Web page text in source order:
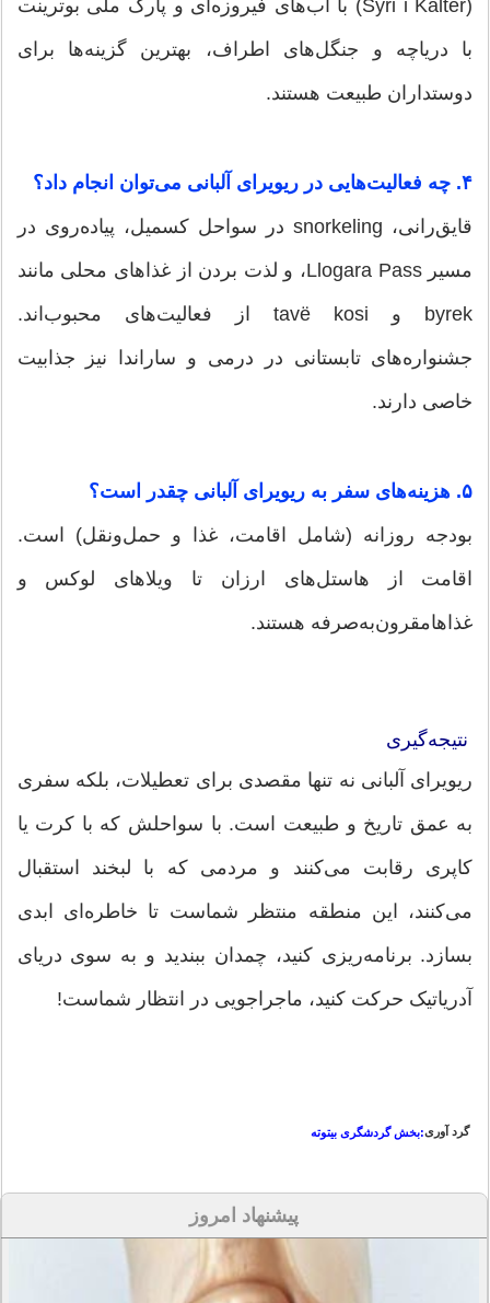
(Syri i Kaltër) با آب‌های فیروزه‌ای و پارک ملی بوترینت
با دریاچه و جنگل‌های اطراف، بهترین گزینه‌ها برای
دوستداران طبیعت هستند.
۴. چه فعالیت‌هایی در ریویرای آلبانی می‌توان انجام داد؟
قایق‌رانی، snorkeling در سواحل کسمیل، پیاده‌روی در
مسیر Llogara Pass، و لذت بردن از غذاهای محلی مانند
byrek و tavë kosi از فعالیت‌های محبوب‌اند.
جشنواره‌های تابستانی در درمی و ساراندا نیز جذابیت
خاصی دارند.
۵. هزینه‌های سفر به ریویرای آلبانی چقدر است؟
بودجه روزانه (شامل اقامت، غذا و حمل‌ونقل) است.
اقامت از هاستل‌های ارزان تا ویلاهای لوکس و
غذاهامقرون‌به‌صرفه هستند.
نتیجه‌گیری
ریویرای آلبانی نه تنها مقصدی برای تعطیلات، بلکه سفری
به عمق تاریخ و طبیعت است. با سواحلش که با کرت یا
کاپری رقابت می‌کنند و مردمی که با لبخند استقبال
می‌کنند، این منطقه منتظر شماست تا خاطره‌ای ابدی
بسازد. برنامه‌ریزی کنید، چمدان ببندید و به سوی دریای
آدریاتیک حرکت کنید، ماجراجویی در انتظار شماست!
گرد آوری:بخش گردشگری بیتوته
پیشنهاد امروز